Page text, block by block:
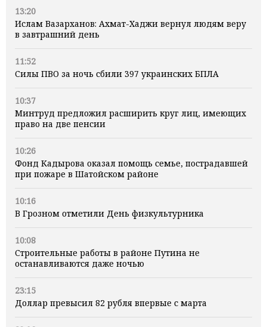
13:20
Ислам Вазарханов: Ахмат-Хаджи вернул людям веру
в завтрашний день
11:52
Силы ПВО за ночь сбили 397 украинских БПЛА
10:37
Минтруд предложил расширить круг лиц, имеющих
право на две пенсии
10:26
Фонд Кадырова оказал помощь семье, пострадавшей
при пожаре в Шатойском районе
10:16
В Грозном отметили День физкультурника
10:08
Строительные работы в районе Путина не
останавливаются даже ночью
23:15
Доллар превысил 82 рубля впервые с марта